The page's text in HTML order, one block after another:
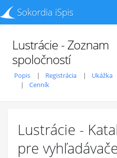
Sokordia iSpis
Lustrácie - Zoznam
spoločností
Popis Registrácia Ukážka
Cenník
Lustrácie -
pre